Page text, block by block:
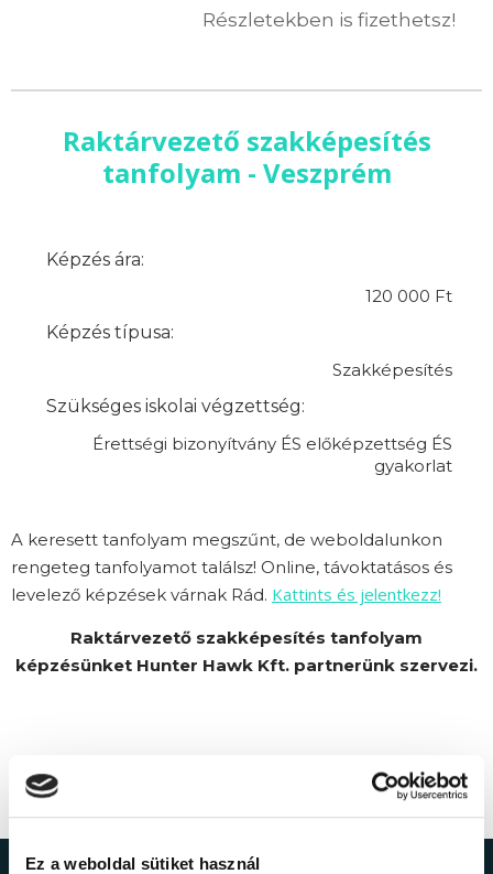
Ez a weboldal sütiket használ
Részletekben is fizethetsz!
Raktárvezető szakképesítés
tanfolyam - Veszprém
Képzés ára:
120 000 Ft
Képzés típusa:
Szakképesítés
Szükséges iskolai végzettség:
Érettségi bizonyítvány ÉS előképzettség ÉS
gyakorlat
A keresett tanfolyam megszűnt, de weboldalunkon
rengeteg tanfolyamot találsz! Online, távoktatásos és
levelező képzések várnak Rád. Kattints és jelentkezz!
Raktárvezető szakképesítés tanfolyam
képzésünket Hunter Hawk Kft. partnerünk szervezi.